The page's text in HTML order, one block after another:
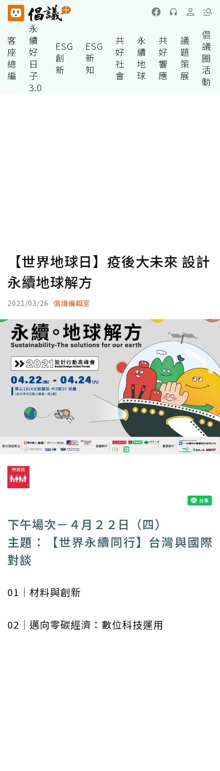
客
座
總
編
永
續
好
日
子
3.0
ESG
創
新
ESG
新
知
共
好
社
會
永
續
地
球
共
好
響
應
議
題
策
展
倡
議
圈
活
動
【世界地球日】疫後大未來 設計
永續地球解方
2021/03/26 倡議編輯室
下午場次－４月２２日（四）
主題：【世界永續同行】台灣與國際
對談
01｜材料與創新
02｜邁向零碳經濟：數位科技運用